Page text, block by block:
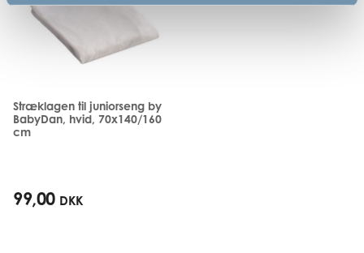
Stræklagen til juniorseng by
BabyDan, hvid, 70x140/160
cm
99,00 DKK